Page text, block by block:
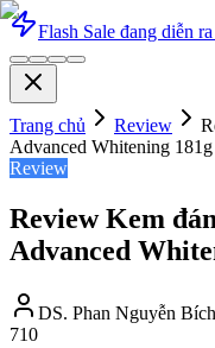
Flash Sale đang diễn
Trang chủ Review
Advanced Whitening
Review
Review Kem
Advanced
DS. Phan Nguyễn
710